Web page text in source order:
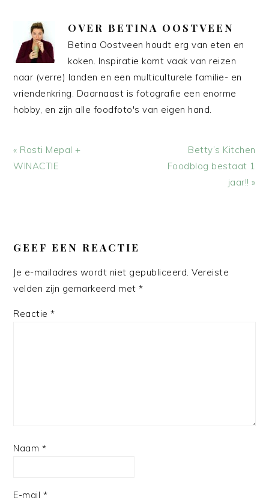
OVER BETINA OOSTVEEN
Betina Oostveen houdt erg van eten en
koken. Inspiratie komt vaak van reizen
naar (verre) landen en een multiculturele familie- en
vriendenkring. Daarnaast is fotografie een enorme
hobby, en zijn alle foodfoto's van eigen hand.
Vorig
bericht:
« Rosti Mepal +
WINACTIE
Volgend
bericht:
Betty’s Kitchen
Foodblog bestaat 1
jaar!! »
INTERACTIES
GEEF EEN REACTIE
Je e-mailadres wordt niet gepubliceerd. Vereiste
velden zijn gemarkeerd met*
Reactie*
Naam *
E-mail *